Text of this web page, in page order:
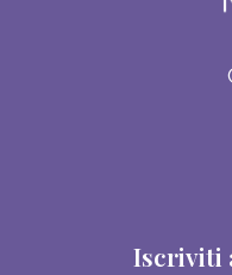
Iscriviti